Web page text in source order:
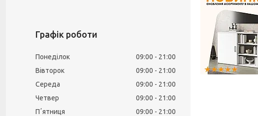
Графік роботи
Понеділок 09:00
21:00
Вівторок
09:00
21:00
Середа
09:00
21:00
Четвер
09:00
21:00
Пʼятниця
09:00
21:00